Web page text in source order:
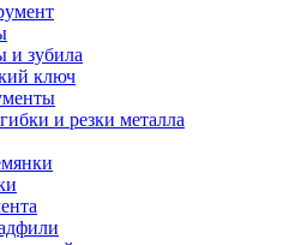
и зубила
ключ
и резки металла